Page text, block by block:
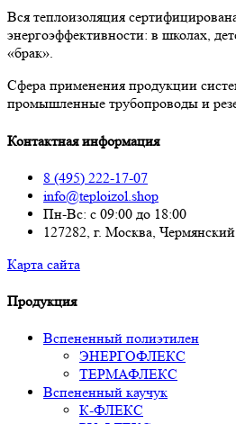
Вся теплоизоляция
энергоэффективности: в школах,
«брак».
Сфера применения продукции
промышленные трубопроводы и
Контактная информация
8 (495) 222-17-07
info@teploizol.shop
Пн-Вс: с 09:00 до 18:00
127282, г. Москва,
Карта сайта
Продукция
Вспененный полиэтилен
ЭНЕРГОФЛЕКС
ТЕРМАФЛЕКС
Вспененный каучук
К-ФЛЕКС